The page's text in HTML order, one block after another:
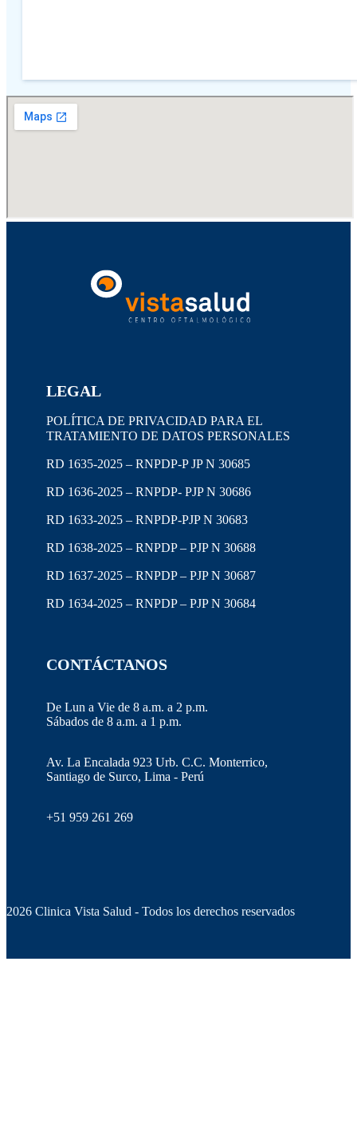
LEGAL
POLÍTICA DE PRIVACIDAD PARA EL
TRATAMIENTO DE DATOS PERSONALES
RD 1635-2025 – RNPDP-P JP N 30685
RD 1636-2025 – RNPDP- PJP N 30686
RD 1633-2025 – RNPDP-PJP N 30683
RD 1638-2025 – RNPDP – PJP N 30688
RD 1637-2025 – RNPDP – PJP N 30687
RD 1634-2025 – RNPDP – PJP N 30684
CONTÁCTANOS
De Lun a Vie de 8 a.m. a 2 p.m.
Sábados de 8 a.m. a 1 p.m.
Av. La Encalada 923 Urb. C.C. Monterrico,
Santiago de Surco, Lima - Perú
+51 959 261 269
2026 Clinica Vista Salud - Todos los derechos reservados